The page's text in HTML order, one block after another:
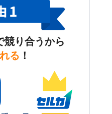
競り合うから
る ！